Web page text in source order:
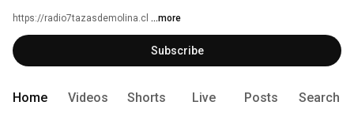
https://radio7tazasdemolina.cl ...more
Subscribe
Home Videos Shorts Live Posts Search